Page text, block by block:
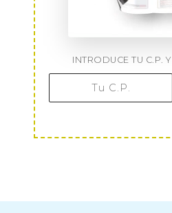
INTRODUCE TU C.P. Y